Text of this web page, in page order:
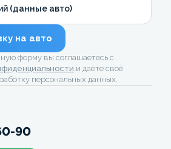
(данные авто)
на авто
форму вы соглашаетесь с
и даёте своё
персональных данных.
90